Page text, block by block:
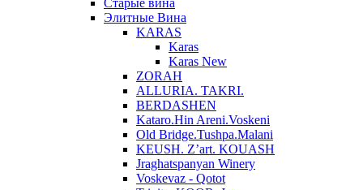
Старые вина
Элитные Вина
KARAS
Karas
Karas New
ZORAH
ALLURIA. TAKRI.
BERDASHEN
Kataro.Hin Areni.Voskeni
Old Bridge.Tushpa.Malani
KEUSH. Z’art. KOUASH
Jraghatspanyan Winery
Voskevaz - Qotot